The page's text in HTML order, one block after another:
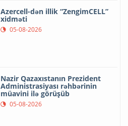
Azercell-dən illik “ZengimCELL”
xidməti
05-08-2026
Nazir Qazaxıstanın Prezident
Administrasiyası rəhbərinin
müavini ilə görüşüb
05-08-2026